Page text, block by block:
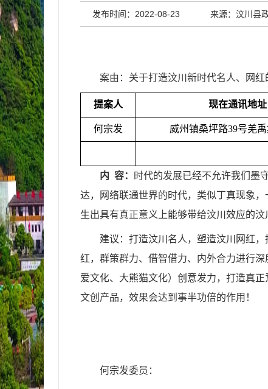
发布时间：2022-08-23 来源：汶川县
案由：关于打造汶川新时代名人、网红
提案人 现在通讯地址
何宗发 威州镇桑坪路39号羌
内 容：
时代的发展已经不允许我们墨
达，网络联通世界的时代，类似丁真现象
生出具有真正意义上能够带给汶川效应的
建议：打造汶川名人，塑造汶川网红
红，群策群力、借智借力、内外合力进行
爱文化、大熊猫文化）创意发力，打造真
文创产品，效果会达到事半功倍的作用！
何宗发委员：